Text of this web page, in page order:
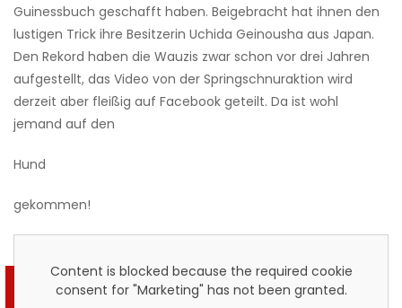
Guinessbuch geschafft haben. Beigebracht hat ihnen den
lustigen Trick ihre Besitzerin Uchida Geinousha aus Japan.
Den Rekord haben die Wauzis zwar schon vor drei Jahren
aufgestellt, das Video von der Springschnuraktion wird
derzeit aber fleißig auf Facebook geteilt. Da ist wohl
jemand auf den
Hund
gekommen!
Content is blocked because the required cookie
consent for "Marketing" has not been granted.